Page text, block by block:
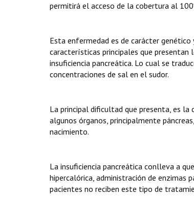
permitirá el acceso de la cobertura al
Esta enfermedad es de carácter
características principales que presentan
insuficiencia pancreática. Lo cual se
concentraciones de sal en el sudor.
La principal dificultad que presenta, es la
algunos órganos, principalmente
nacimiento.
La insuficiencia pancreática conlleva a
hipercalórica, administración de enzimas
pacientes no reciben este tipo de